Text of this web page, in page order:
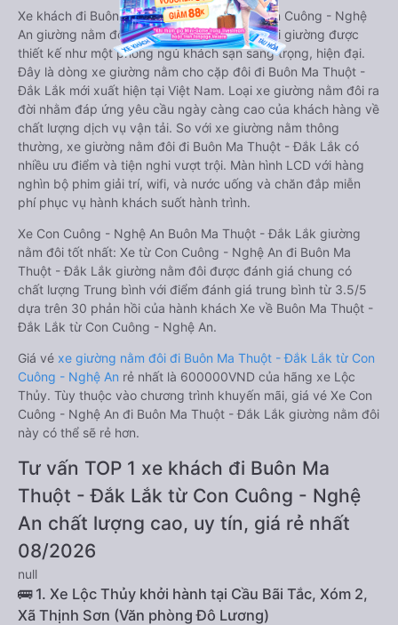
Xe khách đi Buôn Ma Thuột - Đắk Lắk từ Con Cuông - Nghệ
An giường nằm đôi là loại xe đặc biệt. Với mỗi giường được
thiết kế như một phòng ngủ khách sạn sang trọng, hiện đại.
Đây là dòng xe giường nằm cho cặp đôi đi Buôn Ma Thuột -
Đắk Lắk mới xuất hiện tại Việt Nam. Loại xe giường nằm đôi ra
đời nhằm đáp ứng yêu cầu ngày càng cao của khách hàng về
chất lượng dịch vụ vận tải. So với xe giường nằm thông
thường, xe giường nằm đôi đi Buôn Ma Thuột - Đắk Lắk có
nhiều ưu điểm và tiện nghi vượt trội. Màn hình LCD với hàng
nghìn bộ phim giải trí, wifi, và nước uống và chăn đắp miễn
phí phục vụ hành khách suốt hành trình.
Xe Con Cuông - Nghệ An Buôn Ma Thuột - Đắk Lắk giường
nằm đôi tốt nhất: Xe từ Con Cuông - Nghệ An đi Buôn Ma
Thuột - Đắk Lắk giường nằm đôi được đánh giá chung có
chất lượng Trung bình với điểm đánh giá trung bình từ 3.5/5
dựa trên 30 phản hồi của hành khách Xe về Buôn Ma Thuột -
Đắk Lắk từ Con Cuông - Nghệ An.
Giá vé xe giường nằm đôi đi Buôn Ma Thuột - Đắk Lắk từ Con
Cuông - Nghệ An rẻ nhất là 600000VND của hãng xe Lộc
Thủy. Tùy thuộc vào chương trình khuyến mãi, giá vé Xe Con
Cuông - Nghệ An đi Buôn Ma Thuột - Đắk Lắk giường nằm đôi
này có thể sẽ rẻ hơn.
Tư vấn TOP 1 xe khách đi Buôn Ma
Thuột - Đắk Lắk từ Con Cuông - Nghệ
An chất lượng cao, uy tín, giá rẻ nhất
08/2026
null
🚌 1. Xe Lộc Thủy khởi hành tại Cầu Bãi Tắc, Xóm 2,
Xã Thịnh Sơn (Văn phòng Đô Lương)